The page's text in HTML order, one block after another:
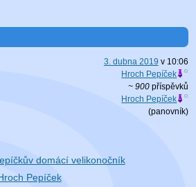
3. dubna 2019 v 10:06
Hroch Pepíček
~ 900příspěvků
Hroch Pepíček
(panovník)
domácí velikonočník
Pepíček